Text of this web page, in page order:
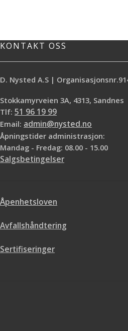
KONTAKT OSS
D. Nysted A.S |
Stokkamyrveien 3A, 4313, Sandnes
Tlf: 51 96 19 99
Email: admin@nysted.no
Åpningstider administrasjon:
Mandag - Fredag: 08.00 - 15.00
Salgsbetingelser
Åpenhetsloven
Avfallshåndtering
Sertifiseringer